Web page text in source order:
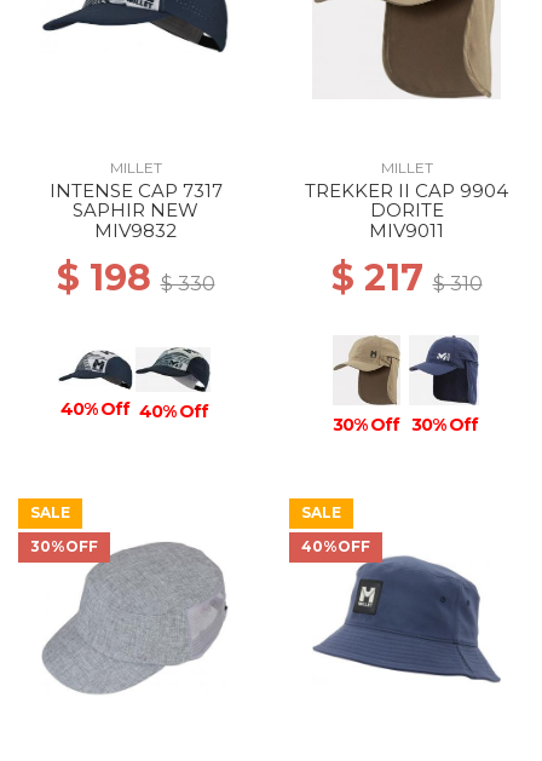
MILLET
INTENSE CAP 7317
SAPHIR NEW
MIV9832
$ 198$ 330
40% Off 40% Off
MILLET
TREKKER II CAP 9904
DORITE
MIV9011
$ 217$ 310
30% Off 30% Off
SALE
30%OFF
SALE
40%OFF